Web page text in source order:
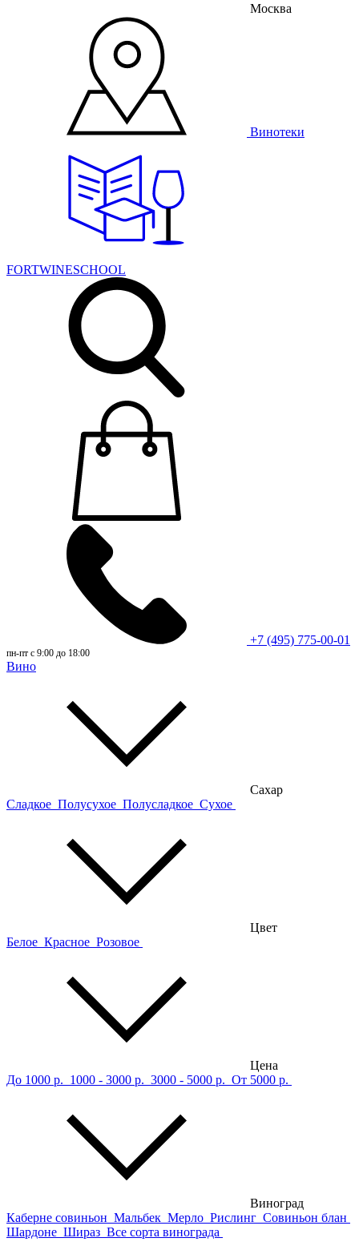
Москва
Винотеки
FORTWINESCHOOL
+7 (495) 775-00-01
пн-пт с 9:00 до 18:00
Вино
Сахар
Сладкое Полусухое Полусладкое Сухое
Цвет
Белое Красное Розовое
Цена
До 1000 р. 1000 - 3000 р. 3000 - 5000 р. От 5000 р.
Виноград
Каберне совиньон Мальбек Мерло Рислинг Совиньон блан
Шардоне Шираз Все сорта винограда